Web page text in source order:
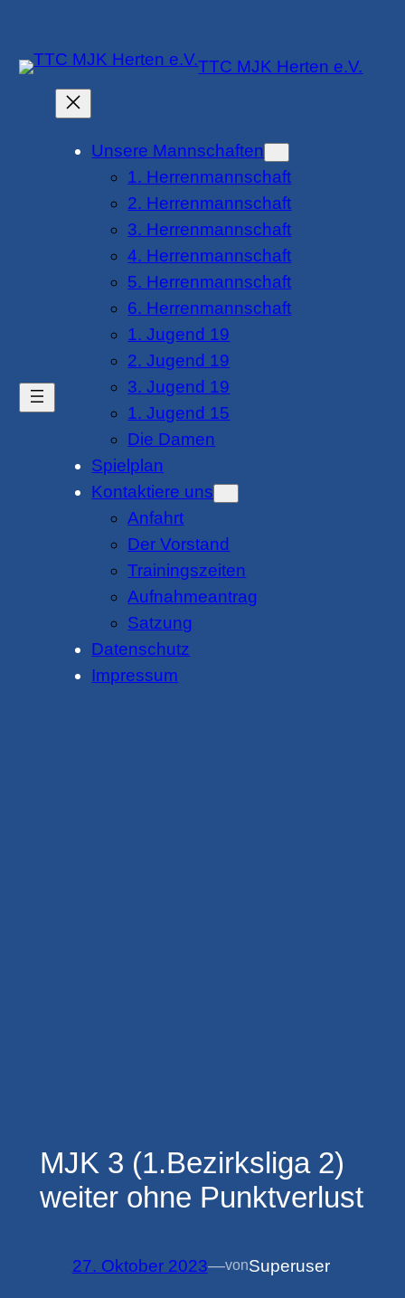
springen
TTC MJK Herten e.V.
Unsere Mannschaften
1. Herrenmannschaft
2. Herrenmannschaft
3. Herrenmannschaft
4. Herrenmannschaft
5. Herrenmannschaft
6. Herrenmannschaft
1. Jugend 19
2. Jugend 19
3. Jugend 19
1. Jugend 15
Die Damen
Spielplan
Kontaktiere uns
Anfahrt
Der Vorstand
Trainingszeiten
Aufnahmeantrag
Satzung
Datenschutz
Impressum
MJK 3 (1.Bezirksliga 2)
weiter ohne Punktverlust
27. Oktober 2023—vonSuperuser